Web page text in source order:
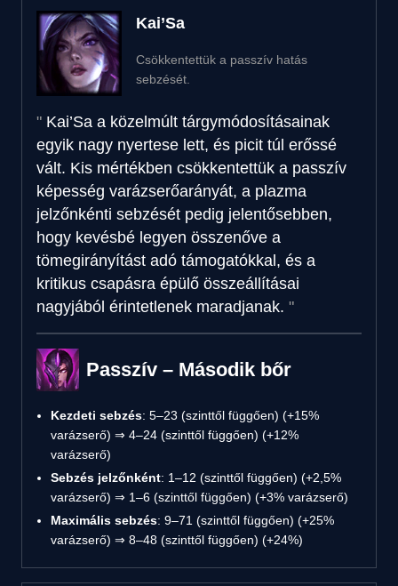
Kai’Sa
Csökkentettük a passzív hatás
sebzését.
Kai’Sa a közelmúlt tárgymódosításainak
egyik nagy nyertese lett, és picit túl erőssé
vált. Kis mértékben csökkentettük a passzív
képesség varázserőarányát, a plazma
jelzőnkénti sebzését pedig jelentősebben,
hogy kevésbé legyen összenőve a
tömegirányítást adó támogatókkal, és a
kritikus csapásra épülő összeállításai
nagyjából érintetlenek maradjanak.
Passzív – Második bőr
Kezdeti sebzés: 5–23 (szinttől függően) (+15%
varázserő) ⇒ 4–24 (szinttől függően) (+12%
varázserő)
Sebzés jelzőnként: 1–12 (szinttől függően) (+2,5%
varázserő) ⇒ 1–6 (szinttől függően) (+3% varázserő)
Maximális sebzés: 9–71 (szinttől függően) (+25%
varázserő) ⇒ 8–48 (szinttől függően) (+24%)